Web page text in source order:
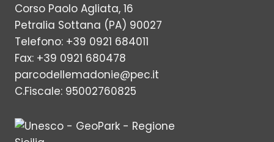
Corso Paolo Agliata, 16
Petralia Sottana (PA) 90027
Telefono: +39 0921 684011
Fax: +39 0921 680478
parcodellemadonie@pec.it
C.Fiscale: 95002760825